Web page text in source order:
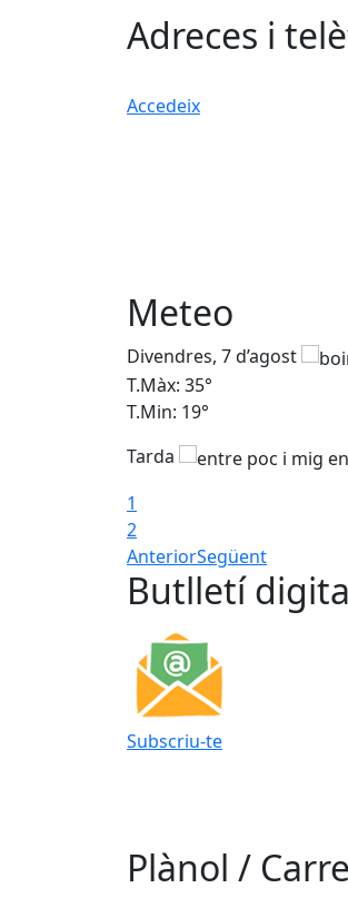
Adreces i
Accedeix
Meteo
Divendres, 7 d’agost
T.Màx: 35°
T.Min: 19°
Tarda
1
2
AnteriorSegüent
Butlletí
Subscriu-te
Plànol /